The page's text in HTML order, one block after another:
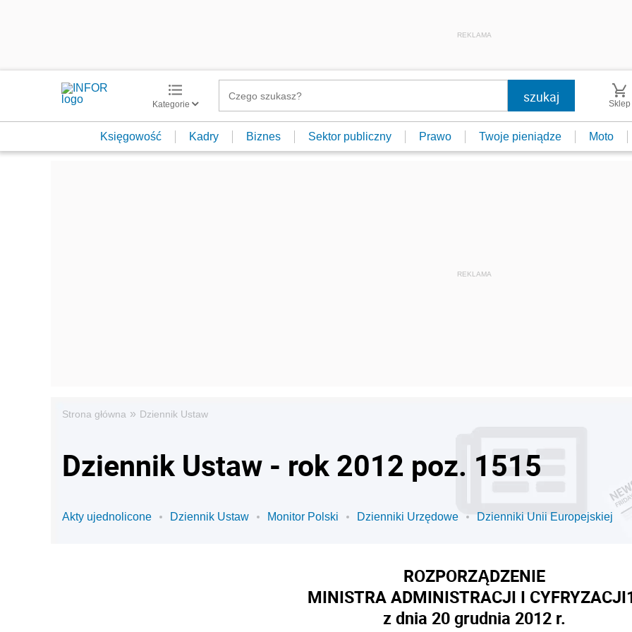
REKLAMA
Kategorie Sklep
Księgowość Kadry Biznes Sektor publiczny Prawo Twoje pieniądze Moto
Strona główna » Dziennik Ustaw
Dziennik Ustaw - rok 2012 poz. 1515
Akty ujednolicone Dziennik Ustaw Monitor Polski Dzienniki Urzędowe Dzienniki Unii Europejskiej
ROZPORZĄDZENIE
MINISTRA ADMINISTRACJI I CYFRYZACJI
z dnia 20 grudnia 2012 r.